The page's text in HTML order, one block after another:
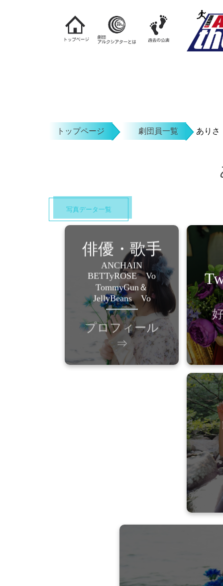
トップページ 劇団員一覧 ありさ
写真データ一覧
俳優・歌手
ANCHAIN
BETTyROSE Vo
TommyGun＆
JellyBeans Vo
プロフィール
⇒
10月13日
O型 153㎝
在住